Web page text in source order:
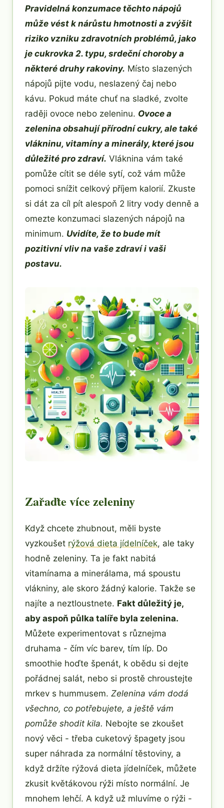
Pravidelná konzumace těchto nápojů
může vést k nárůstu hmotnosti a zvýšit
riziko vzniku zdravotních problémů, jako
je cukrovka 2. typu, srdeční choroby a
některé druhy rakoviny. Místo slazených
nápojů pijte vodu, neslazený čaj nebo
kávu. Pokud máte chuť na sladké, zvolte
raději ovoce nebo zeleninu. Ovoce a
zelenina obsahují přírodní cukry, ale také
vlákninu, vitamíny a minerály, které jsou
důležité pro zdraví. Vláknina vám také
pomůže cítit se déle sytí, což vám může
pomoci snížit celkový příjem kalorií. Zkuste
si dát za cíl pít alespoň 2 litry vody denně a
omezte konzumaci slazených nápojů na
minimum. Uvidíte, že to bude mít
pozitivní vliv na vaše zdraví i vaši
postavu.
Zařaďte více zeleniny
Když chcete zhubnout, měli byste
vyzkoušet rýžová dieta jídelníček, ale taky
hodně zeleniny. Ta je fakt nabitá
vitamínama a minerálama, má spoustu
vlákniny, ale skoro žádný kalorie. Takže se
najíte a neztloustnete. Fakt důležitý je,
aby aspoň půlka talíře byla zelenina.
Můžete experimentovat s různejma
druhama - čím víc barev, tím líp. Do
smoothie hoďte špenát, k obědu si dejte
pořádnej salát, nebo si prostě chroustejte
mrkev s hummusem. Zelenina vám dodá
všechno, co potřebujete, a ještě vám
pomůže shodit kila. Nebojte se zkoušet
nový věci - třeba cuketový špagety jsou
super náhrada za normální těstoviny, a
když držíte rýžová dieta jídelníček, můžete
zkusit květákovou rýži místo normální. Je
mnohem lehčí. A když už mluvíme o rýži -